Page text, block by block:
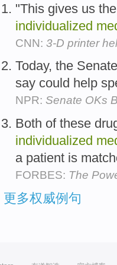
"This gives us
individualized
CNN: 3-D printer
Today, the
say could help
NPR: Senate OKs
Both of these
individualized
a patient is
FORBES: The
更多权威例句